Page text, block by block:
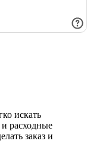
искать
расходные
заказ и